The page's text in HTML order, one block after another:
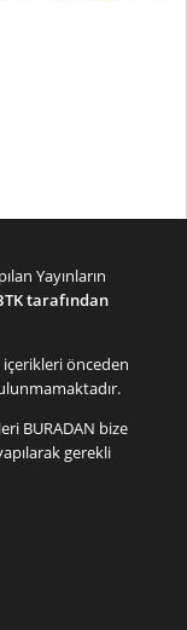
Yayınların
tarafından
içerikleri önceden
BURADAN bize
gerekli